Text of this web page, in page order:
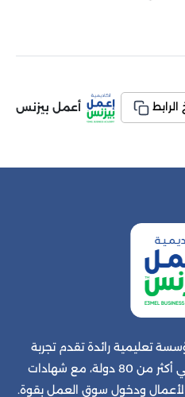
أعمل بيزنس
تعليمية رائدة تقدم تجربة
تدريبية متكاملة للمشتركين في أكثر من 80 دولة، مع شهادات
الأعمال ودخول سوق العمل بقوة.